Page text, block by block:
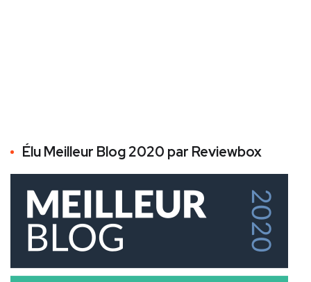
Élu Meilleur Blog 2020 par Reviewbox